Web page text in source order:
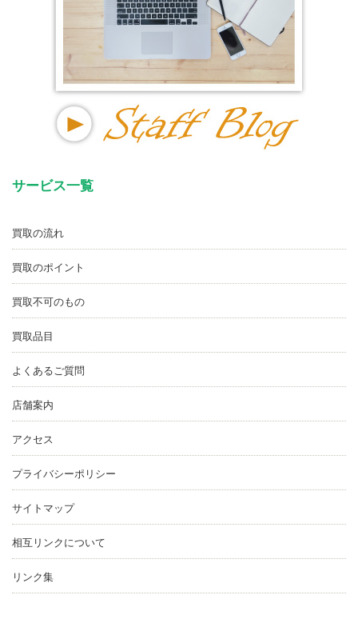
サービス一覧
買取の流れ
買取のポイント
買取不可のもの
買取品目
よくあるご質問
店舗案内
アクセス
プライバシーポリシー
サイトマップ
相互リンクについて
リンク集